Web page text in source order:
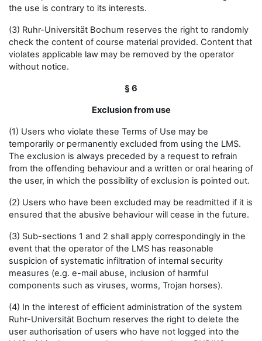
the use is contrary to its interests.
(3) Ruhr-Universität Bochum reserves the right to randomly
check the content of course material provided. Content that
violates applicable law may be removed by the operator
without notice.
§ 6
Exclusion from use
(1) Users who violate these Terms of Use may be
temporarily or permanently excluded from using the LMS.
The exclusion is always preceded by a request to refrain
from the offending behaviour and a written or oral hearing of
the user, in which the possibility of exclusion is pointed out.
(2) Users who have been excluded may be readmitted if it is
ensured that the abusive behaviour will cease in the future.
(3) Sub-sections 1 and 2 shall apply correspondingly in the
event that the operator of the LMS has reasonable
suspicion of systematic infiltration of internal security
measures (e.g. e-mail abuse, inclusion of harmful
components such as viruses, worms, Trojan horses).
(4) In the interest of efficient administration of the system
Ruhr-Universität Bochum reserves the right to delete the
user authorisation of users who have not logged into the